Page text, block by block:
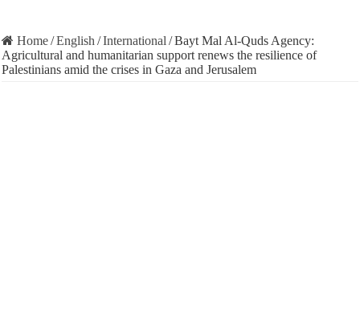
Home/English /International /Bayt Mal Al-Quds Agency:
Agricultural and humanitarian support renews the resilience of
Palestinians amid the crises in Gaza and Jerusalem